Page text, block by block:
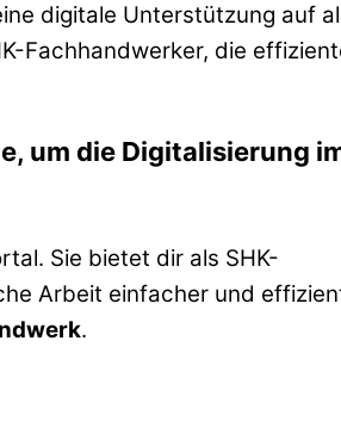
digitale Unterstützung auf
Fachhandwerker, die
um die Digitalisierung
Sie bietet dir als SHK-
Arbeit einfacher und
.